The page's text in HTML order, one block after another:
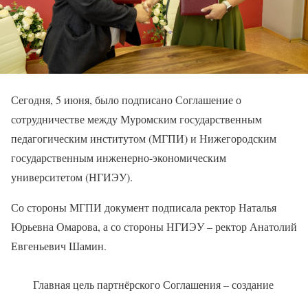
Сегодня, 5 июня, было подписано Соглашение о
сотрудничестве между Муромским государственным
педагогическим институтом (МГПИ) и Нижегородским
государственным инженерно-экономическим
университетом (НГИЭУ).
Со стороны МГПИ документ подписала ректор Наталья
Юрьевна Омарова, а со стороны НГИЭУ – ректор Анатолий
Евгеньевич Шамин.
Главная цель партнёрского Соглашения – создание